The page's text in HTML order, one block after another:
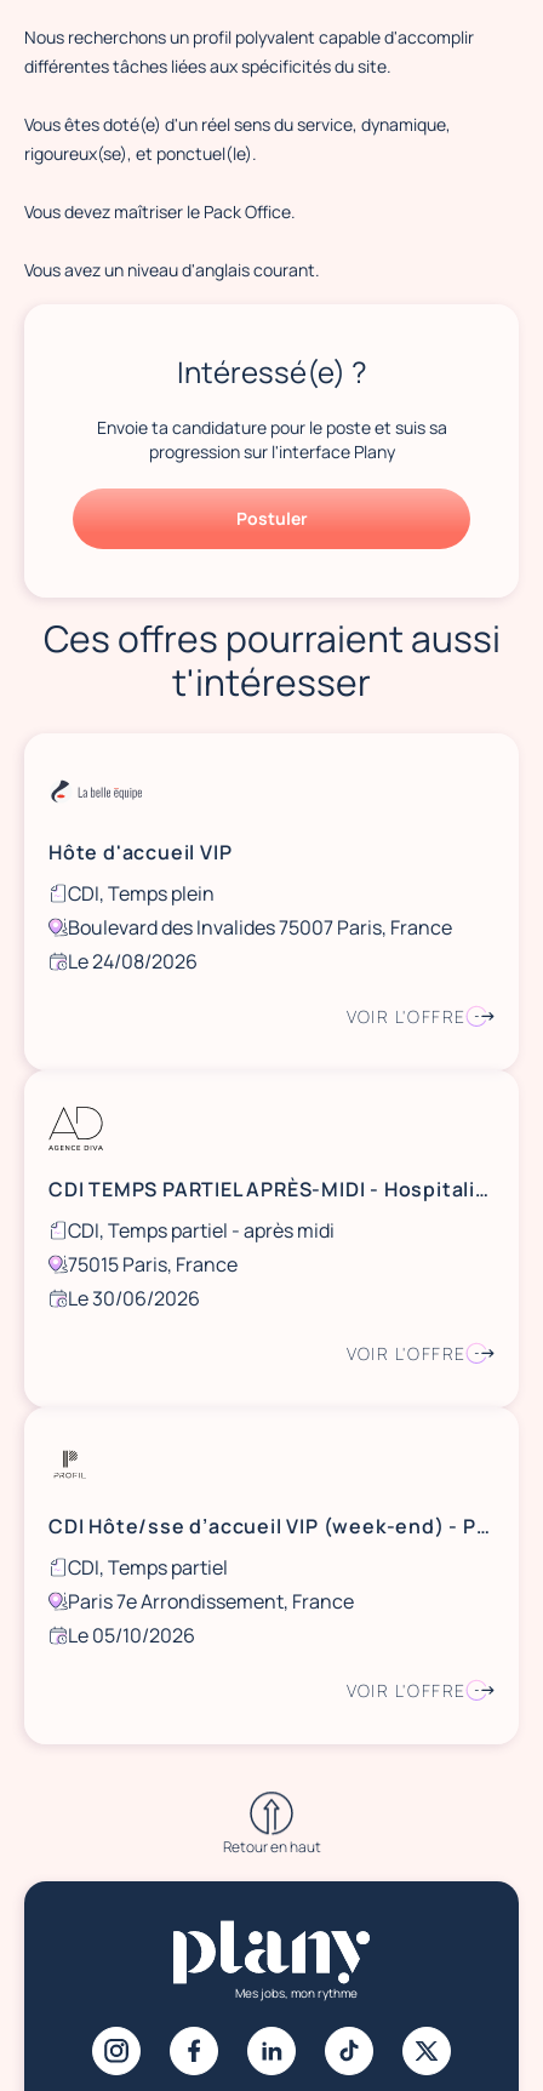
Nous recherchons un profil polyvalent capable d'accomplir
différentes tâches liées aux spécificités du site.
Vous êtes doté(e) d'un réel sens du service, dynamique,
rigoureux(se), et ponctuel(le).
Vous devez maîtriser le Pack Office.
Vous avez un niveau d'anglais courant.
Intéressé(e) ?
Envoie ta candidature pour le poste et suis sa
progression sur l'interface Plany
Postuler
Ces offres pourraient aussi
t'intéresser
Hôte d'accueil VIP
CDI, Temps plein
Boulevard des Invalides 75007 Paris, France
Le 24/08/2026
VOIR L'OFFRE
CDI TEMPS PARTIEL APRÈS-MIDI - Hospitality Manager - 75015
CDI, Temps partiel - après midi
75015 Paris, France
Le 30/06/2026
VOIR L'OFFRE
CDI Hôte/sse d’accueil VIP (week-end) - Paris 07
CDI, Temps partiel
Paris 7e Arrondissement, France
Le 05/10/2026
VOIR L'OFFRE
Retour en haut
Mes jobs, mon rythme